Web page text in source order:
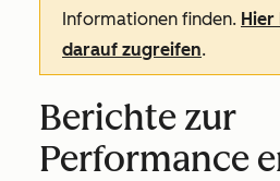
Informationen finden. Hier
darauf zugreifen.
Berichte zur
Performance